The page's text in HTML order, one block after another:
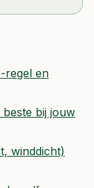
regel en
bij jouw
winddicht)